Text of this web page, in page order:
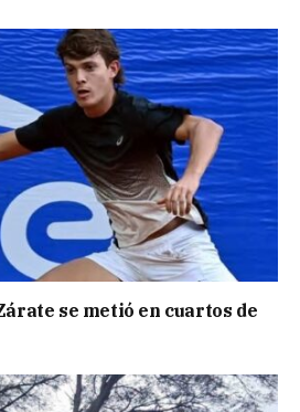
se metió en cuartos de